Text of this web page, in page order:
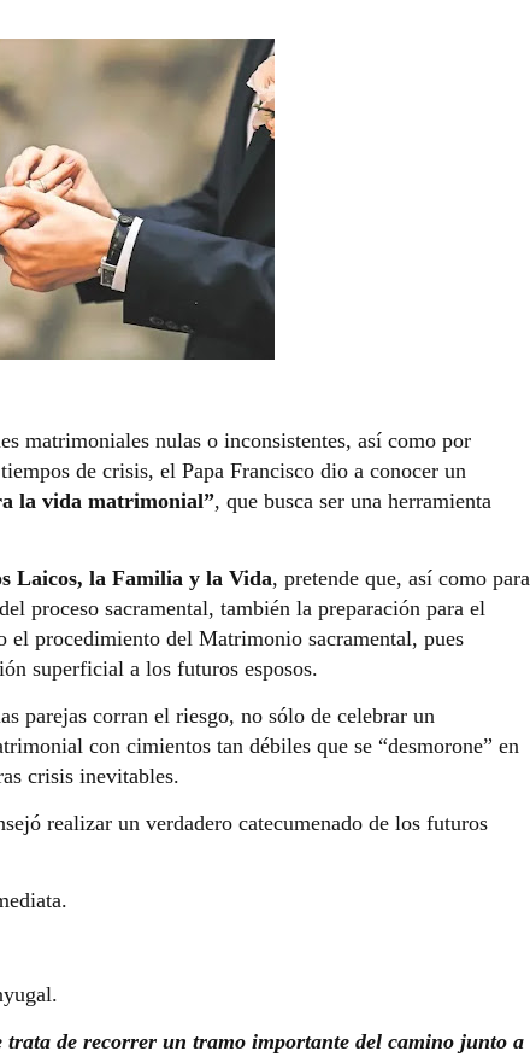
matrimoniales nulas o inconsistentes, así como por
de crisis, el Papa Francisco dio a conocer un
la vida matrimonial”, que busca ser una herramienta
Laicos, la Familia y la Vida, pretende que, así como para
proceso sacramental, también la preparación para el
procedimiento del Matrimonio sacramental, pues
superficial a los futuros esposos.
parejas corran el riesgo, no sólo de celebrar un
con cimientos tan débiles que se “desmorone” en
crisis inevitables.
realizar un verdadero catecumenado de los futuros
trata de recorrer un tramo importante del camino junto a